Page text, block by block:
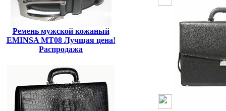
Ремень мужской кожаный
EMINSA MT08 Лучщая цена!
Распродажа